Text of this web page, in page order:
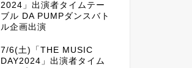
2024」出演者タイムテー
ブル DA PUMPダンスバト
ル企画出演
7/6(土)「THE MUSIC
DAY2024」出演者タイム